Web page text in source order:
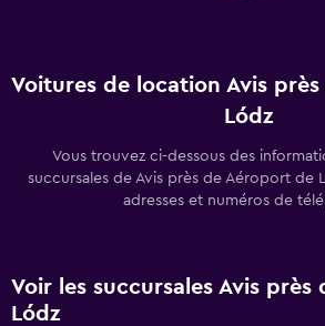
Voitures de location Avis
Lódz
Vous trouvez ci-dessous des
succursales de Avis près de Aéroport de
adresses et numéros de
Voir les succursales Avis
Lódz